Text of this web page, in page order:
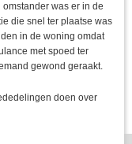
omstander was er in de
die snel ter plaatse was
in de woning omdat
met spoed ter
gewond geraakt.
doen over